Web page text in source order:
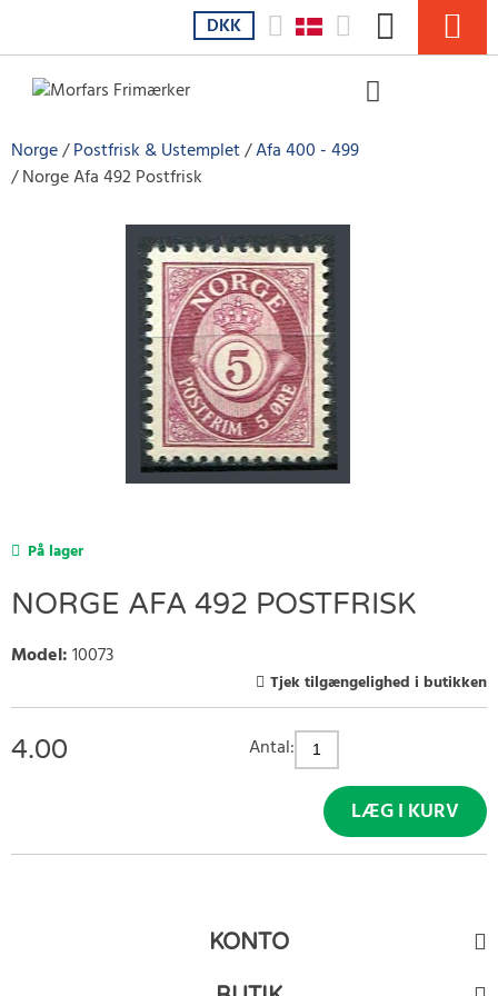
DKK
Norge Postfrisk & Ustemplet Afa 400 - 499
Norge Afa 492 Postfrisk
På lager
NORGE AFA 492 POSTFRISK
Model:10073
Tjek tilgængelighed i butikken
4.00 Antal:
LÆG I KURV
KONTO